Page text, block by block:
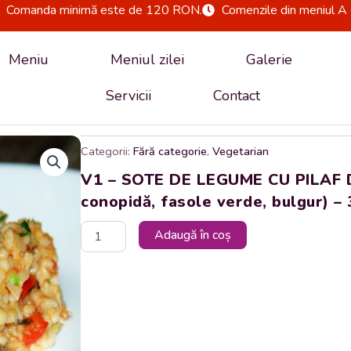
Comanda minimă este de 120 RON. Comenzile din meniul
Meniu Meniul zilei Galerie
Servicii
Contact
Categorii: Fără categorie,Vegetarian
V1 – SOTE DE LEGUME CU
conopidă, fasole verde, bulgur) –
Cantitate
Adaugă în coș